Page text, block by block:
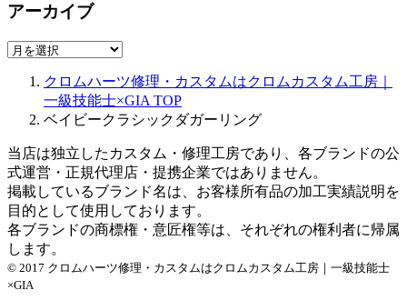
アーカイブ
ア
クロムハーツ修理・カスタムはクロムカスタム工房｜
一級技能士×GIA TOP
ベイビークラシックダガーリング
当店は独立したカスタム・修理工房であり、各ブランドの公
式運営・正規代理店・提携企業ではありません。
掲載しているブランド名は、お客様所有品の加工実績説明を
目的として使用しております。
各ブランドの商標権・意匠権等は、それぞれの権利者に帰属
します。
© 2017 クロムハーツ修理・カスタムはクロムカスタム工房｜一級技能士
×GIA